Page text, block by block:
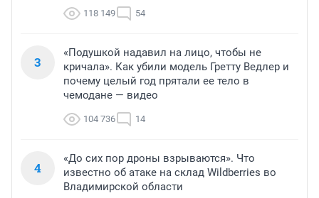
118 149 54
3
«Подушкой надавил на лицо, чтобы не
кричала». Как убили модель Гретту Ведлер и
почему целый год прятали ее тело в
чемодане — видео
104 736 14
4
«До сих пор дроны взрываются». Что
известно об атаке на склад Wildberries во
Владимирской области